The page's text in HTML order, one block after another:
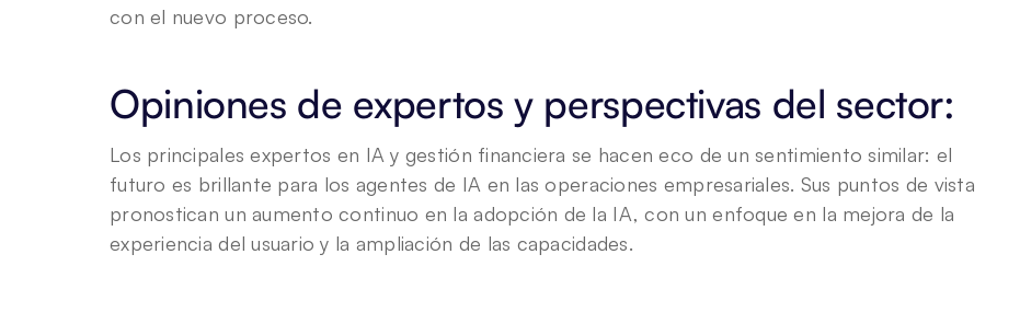
con el nuevo proceso.
Opiniones de expertos y perspectivas del sector:
Los principales expertos en IA y gestión financiera se hacen eco de un sentimiento similar: el
futuro es brillante para los agentes de IA en las operaciones empresariales. Sus puntos de vista
pronostican un aumento continuo en la adopción de la IA, con un enfoque en la mejora de la
experiencia del usuario y la ampliación de las capacidades.